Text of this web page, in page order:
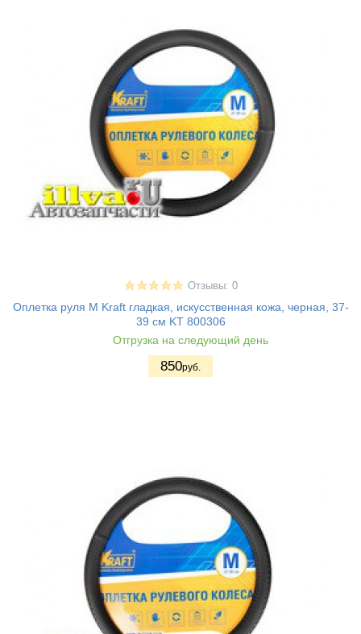
Отзывы: 0
Оплетка руля M Kraft гладкая, искусственная кожа, черная, 37-
39 см KT 800306
Отгрузка на следующий день
850руб.